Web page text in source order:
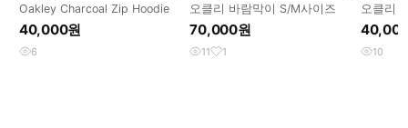
Oakley Charcoal Zip Hoodie
40,000원
6
오클리 바람막이 S/M사이즈
70,000원
11 1
오클리
10